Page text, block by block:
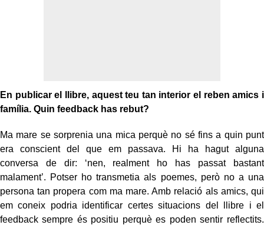
En publicar el llibre, aquest teu tan interior el reben amics i
família. Quin feedback has rebut?
Ma mare se sorprenia una mica perquè no sé fins a quin punt
era conscient del que em passava. Hi ha hagut alguna
conversa de dir: ‘nen, realment ho has passat bastant
malament’. Potser ho transmetia als poemes, però no a una
persona tan propera com ma mare. Amb relació als amics, qui
em coneix podria identificar certes situacions del llibre i el
feedback sempre és positiu perquè es poden sentir reflectits.